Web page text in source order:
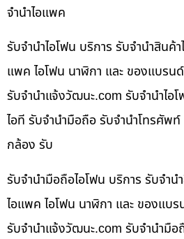
จำนำไอแพค
รับจำนำไอโฟน บริการ รับจำนำสินค้
แพค ไอโฟน นาฬิกา และ ของแบรน
รับจํานําแจ้งวัฒนะ.com รับจำนำไอ
ไอที รับจำนำมือถือ รับจำนำโทรศัพ
กล้อง รับ
รับจำนำมือถือไอโฟน บริการ รับจำ
ไอแพค ไอโฟน นาฬิกา และ ของแบ
รับจํานําแจ้งวัฒนะ.com รับจำนำมือ